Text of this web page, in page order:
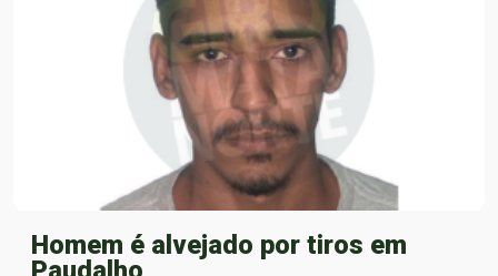
Homem é alvejado por tiros em